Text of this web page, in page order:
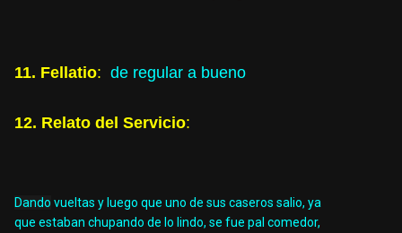
11. Fellatio: de regular a bueno
12. Relato del Servicio:
Dando vueltas y luego que uno de sus caseros salio, ya
que estaban chupando de lo lindo, se fue pal comedor,